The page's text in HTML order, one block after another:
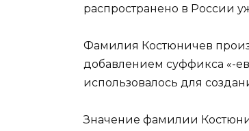
распространено в России
Фамилия Костюничев
добавлением суффикса «-
использовалось для
Значение фамилии